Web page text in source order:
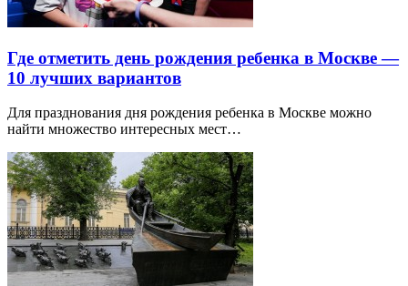
Где отметить день рождения ребенка в Москве —
10 лучших вариантов
Для празднования дня рождения ребенка в Москве можно
найти множество интересных мест…